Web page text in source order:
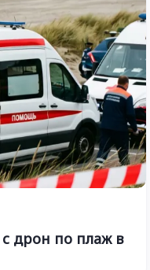
дрон по плаж в